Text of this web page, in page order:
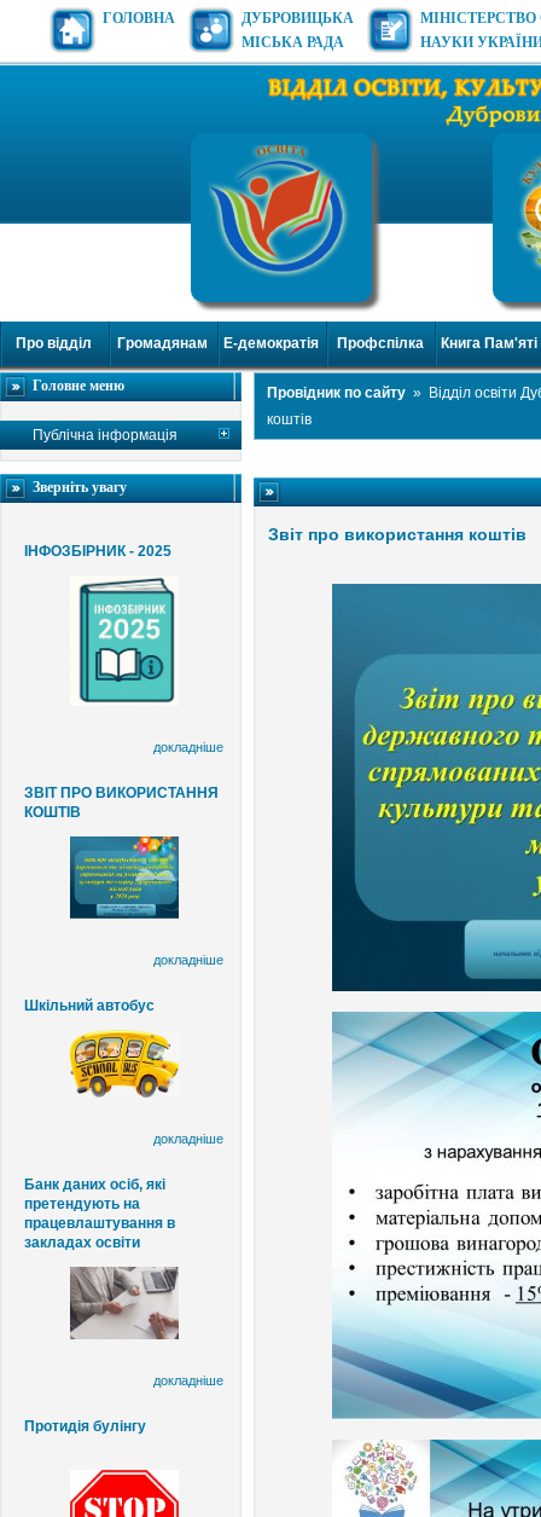
ГОЛОВНА
ДУБРОВИЦЬКА
МІСЬКА РАДА
МІНІСТЕРСТВО
НАУКИ
Про відділ Громадянам Е-демократія Профспілка Книга Пам'яті
Головне меню
Публічна інформація
Зверніть увагу
ІНФОЗБІРНИК - 2025
докладніше
ЗВІТ ПРО ВИКОРИСТАННЯ
КОШТІВ
докладніше
Шкільний автобус
докладніше
Банк даних осіб, які
претендують на
працевлаштування в
закладах освіти
докладніше
Протидія булінгу
Провідник по сайту » Відділ освіти
коштів
Звіт про використання коштів